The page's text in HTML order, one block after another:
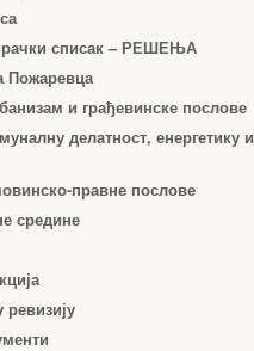
списак – РЕШЕЊА
Пожаревца
и грађевинске послове
делатност, енергетику и
правне послове
средине